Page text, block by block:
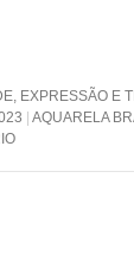
EXPRESSÃO E
AQUARELA